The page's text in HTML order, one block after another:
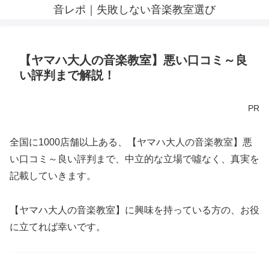
音レポ｜失敗しない音楽教室選び
【ヤマハ大人の音楽教室】悪い口コミ～良
い評判まで解説！
PR
全国に1000店舗以上ある、【ヤマハ大人の音楽教室】悪
い口コミ～良い評判まで、中立的な立場で噓なく、真実を
記載していきます。
【ヤマハ大人の音楽教室】に興味を持っている方の、お役
に立てれば幸いです。